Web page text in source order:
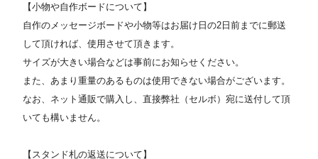
【小物や自作ボードについて】
自作のメッセージボードや小物等はお届け日の2日前までに郵送
して頂ければ、使用させて頂きます。
サイズが大きい場合などは事前にお知らせください。
また、あまり重量のあるものは使用できない場合がございます。
なお、ネット通販で購入し、直接弊社（セルボ）宛に送付して頂
いても構いません。
【スタンド札の返送について】